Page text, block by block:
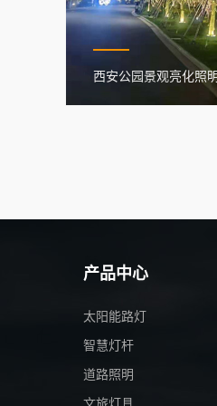
西安公园景观亮化照
产品中心
太阳能路灯
智慧灯杆
道路照明
文旅灯具